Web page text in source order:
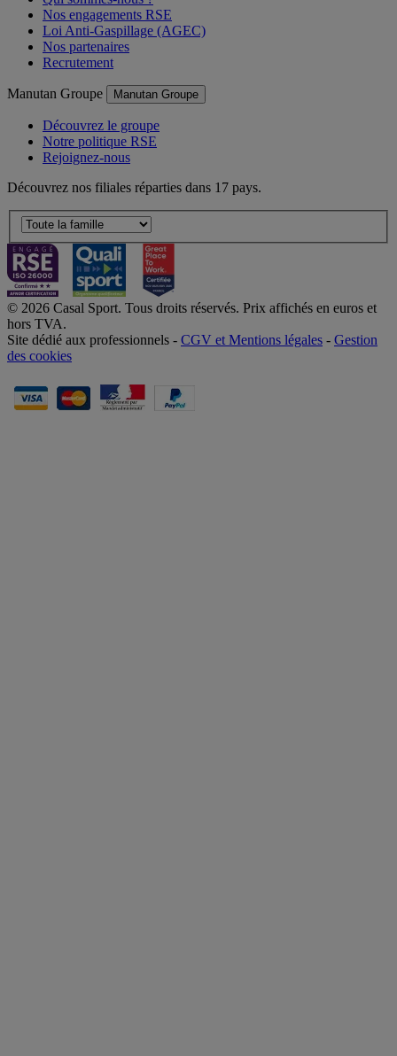
Nos engagements RSE
Loi Anti-Gaspillage (AGEC)
Nos partenaires
Recrutement
Manutan Groupe Manutan Groupe
Découvrez le groupe
Notre politique RSE
Rejoignez-nous
Découvrez nos filiales réparties dans 17 pays.
© 2026 Casal Sport. Tous droits réservés. Prix affichés en euros et
hors TVA.
Site dédié aux professionnels - CGV et Mentions légales - Gestion
des cookies